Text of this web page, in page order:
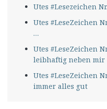
Utes #Lesezeichen
Utes #LeseZeichen
…
Utes #LeseZeichen
leibhaftig neben mir
Utes #LeseZeichen
immer alles gut